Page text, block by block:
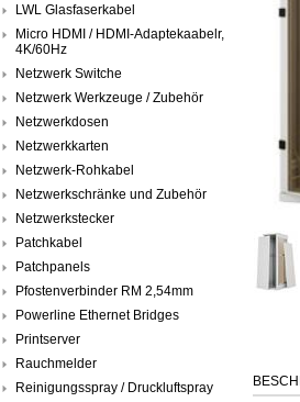
LWL Glasfaserkabel
Micro HDMI / HDMI-Adaptekaabelr,
4K/60Hz
Netzwerk Switche
Netzwerk Werkzeuge / Zubehör
Netzwerkdosen
Netzwerkkarten
Netzwerk-Rohkabel
Netzwerkschränke und Zubehör
Netzwerkstecker
Patchkabel
Patchpanels
Pfostenverbinder RM 2,54mm
Powerline Ethernet Bridges
Printserver
Rauchmelder
Reinigungsspray / Druckluftspray